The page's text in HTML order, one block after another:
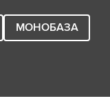
МОНОБАЗА